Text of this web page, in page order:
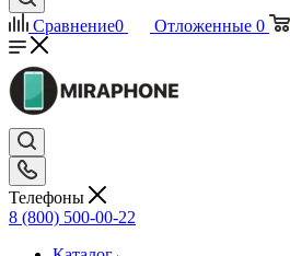
Сравнение0 Отложенные 0
Телефоны
8 (800) 500-00-22